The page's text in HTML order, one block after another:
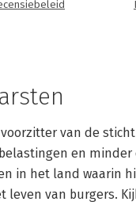
voorzitter van de
en
in het land waarin
leven van burgers.